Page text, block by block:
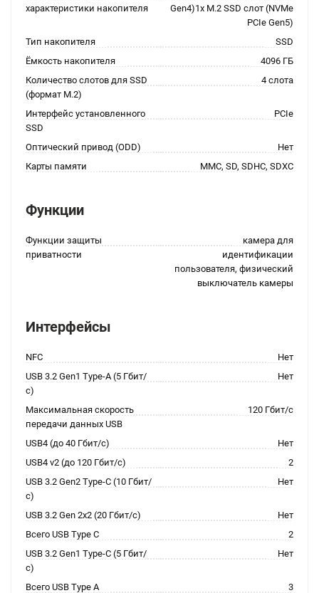
характеристики накопителя
Gen4)1x M.2 SSD слот (NVMe
PCIe Gen5)
Тип накопителя
SSD
Ёмкость накопителя
4096 ГБ
Количество слотов для SSD
(формат M.2)
4 слота
Интерфейс установленного
SSD
PCIe
Оптический привод (ODD)
Нет
Карты памяти
MMC, SD, SDHC, SDXC
Функции
Функции защиты
приватности
камера для
идентификации
пользователя, физический
выключатель камеры
Интерфейсы
NFC
Нет
USB 3.2 Gen1 Type-A (5 Гбит/
с)
Нет
Максимальная скорость
передачи данных USB
120 Гбит/с
USB4 (до 40 Гбит/с)
Нет
USB4 v2 (до 120 Гбит/с)
2
USB 3.2 Gen2 Type-C (10 Гбит/
с)
Нет
USB 3.2 Gen 2x2 (20 Гбит/с)
Нет
Всего USB Type C
2
USB 3.2 Gen1 Type-C (5 Гбит/
с)
Нет
Всего USB Type A
3